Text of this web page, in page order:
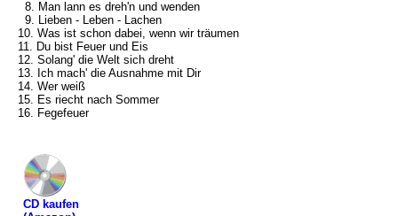
8. Man lann es dreh'n und wenden
9. Lieben - Leben - Lachen
10. Was ist schon dabei, wenn wir träumen
11. Du bist Feuer und Eis
12. Solang' die Welt sich dreht
13. Ich mach' die Ausnahme mit Dir
14. Wer weiß
15. Es riecht nach Sommer
16. Fegefeuer
CD kaufen